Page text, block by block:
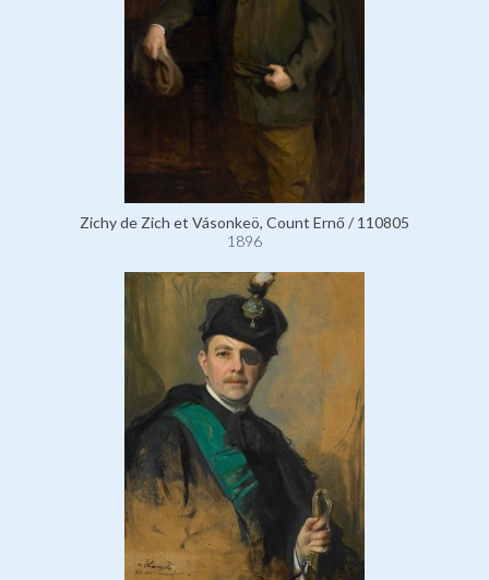
Zichy de Zich et Vásonkeö, Count Ernő / 110805
1896